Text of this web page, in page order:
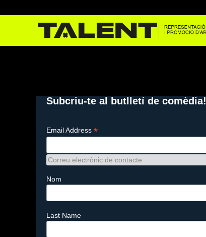
Subcriu-te al butlletí de comèdia!
Email Address *
Correu electrònic de contacte
Nom
Last Name